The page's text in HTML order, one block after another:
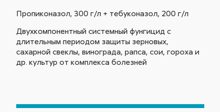
Пропиконазол, 300 г/л + тебуконазол, 200 г/л
Двухкомпонентный системный фунгицид с
длительным периодом защиты зерновых,
сахарной свеклы, винограда, рапса, сои, гороха и
др. культур от комплекса болезней